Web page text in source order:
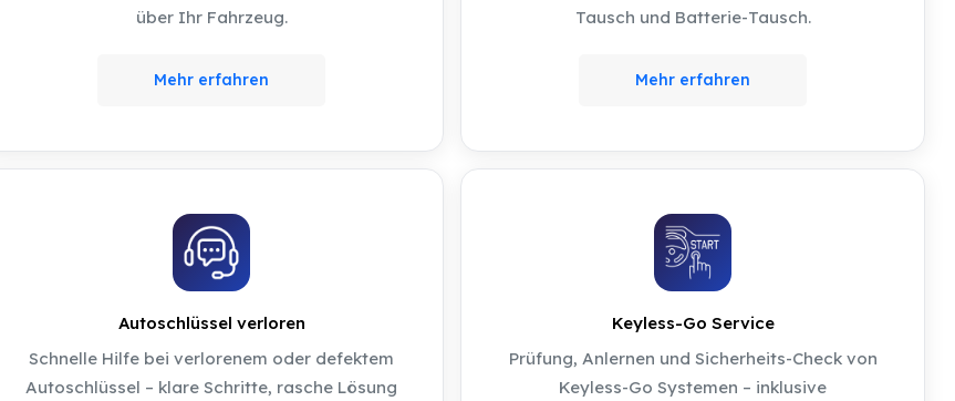
über Ihr Fahrzeug.
Mehr erfahren
Tausch und Batterie-Tausch.
Mehr erfahren
Autoschlüssel verloren
Schnelle Hilfe bei verlorenem oder defektem
Autoschlüssel – klare Schritte, rasche Lösung
Keyless-Go Service
Prüfung, Anlernen und Sicherheits-Check von
Keyless-Go Systemen – inklusive